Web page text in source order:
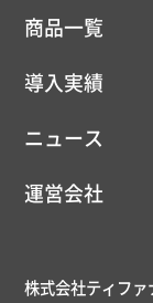
商品一覧
導入実績
ニュース
運営会社
株式会社ティフ